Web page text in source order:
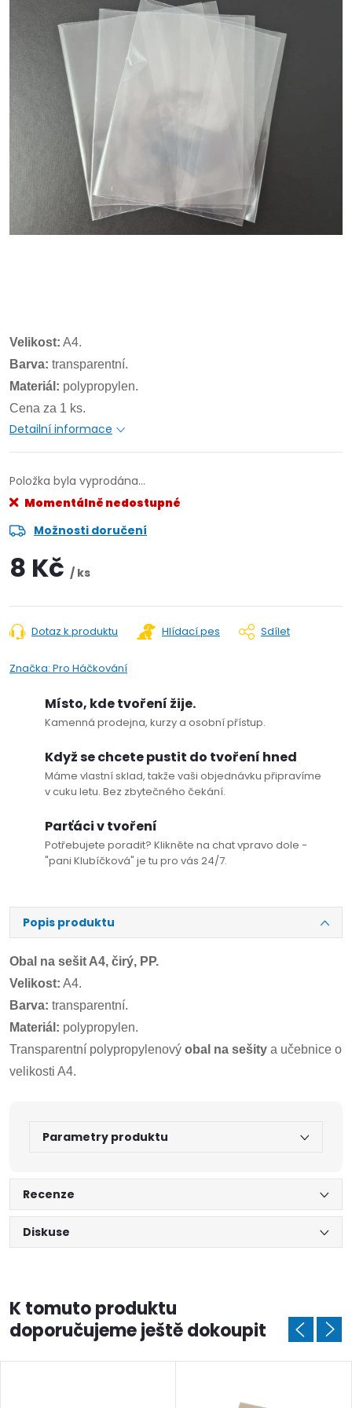
Velikost: A4.
Barva: transparentní.
Materiál: polypropylen.
Cena za 1 ks.
Detailní informace
Položka byla vyprodána…
Momentálně nedostupné
Možnosti doručení
8 Kč / ks
Dotaz k produktu Hlídací pes Sdílet
Značka: Pro Háčkování
Místo, kde tvoření žije.
Kamenná prodejna, kurzy a osobní přístup.
Když se chcete pustit do tvoření hned
Máme vlastní sklad, takže vaši objednávku připravíme
v cuku letu. Bez zbytečného čekání.
Parťáci v tvoření
Potřebujete poradit? Klikněte na chat vpravo dole -
"pani Klubíčková" je tu pro vás 24/7.
Popis produktu
Obal na sešit A4, čirý, PP.
Velikost: A4.
Barva: transparentní.
Materiál: polypropylen.
Transparentní polypropylenový obal na sešity a učebnice o
velikosti A4.
Parametry produktu
Recenze
Diskuse
K tomuto produktu
doporučujeme ještě dokoupit